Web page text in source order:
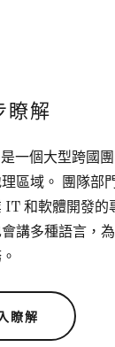
瞭解
一個大型跨國
區域。 團隊部
IT 和軟體開發的
會講多種語言，
瞭解